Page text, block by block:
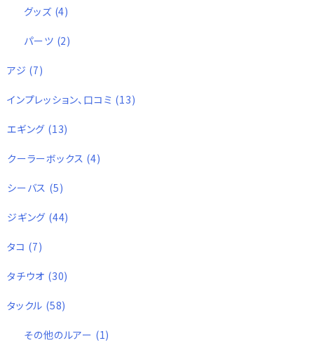
グッズ (4)
パーツ (2)
アジ (7)
インプレッション、口コミ (13)
エギング (13)
クーラーボックス (4)
シーバス (5)
ジギング (44)
タコ (7)
タチウオ (30)
タックル (58)
その他のルアー (1)